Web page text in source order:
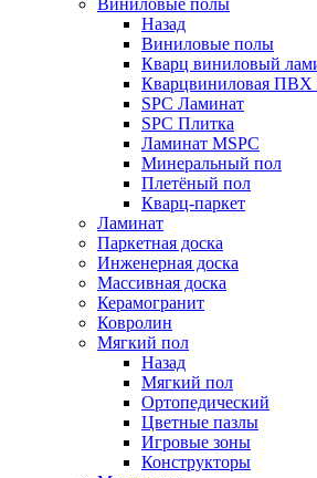
Виниловые полы
Назад
Виниловые полы
Кварц виниловый
Кварцвиниловая ПВХ
SPC Ламинат
SPC Плитка
Ламинат MSPC
Минеральный пол
Плетёный пол
Кварц-паркет
Ламинат
Паркетная доска
Инженерная доска
Массивная доска
Керамогранит
Ковролин
Мягкий пол
Назад
Мягкий пол
Ортопедический
Цветные пазлы
Игровые зоны
Конструкторы